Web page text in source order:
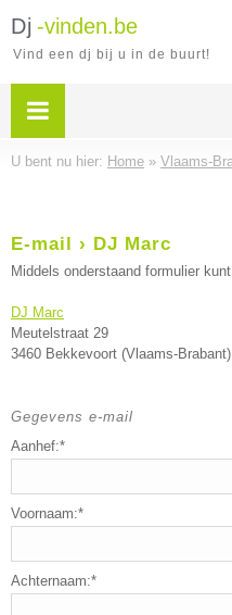
Dj -vinden.be
Vind een dj bij u in de buurt!
U bent nu hier: Home » Vlaams-
E-mail › DJ Marc
Middels onderstaand formulier
DJ Marc
Meutelstraat 29
3460 Bekkevoort (Vlaams-Brabant)
Gegevens e-mail
Aanhef:*
Voornaam:*
Achternaam:*